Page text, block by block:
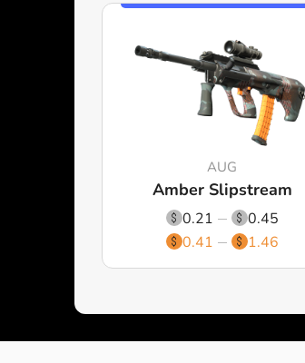
AUG
Amber Slipstream
0.21
0.45
0.41
1.46